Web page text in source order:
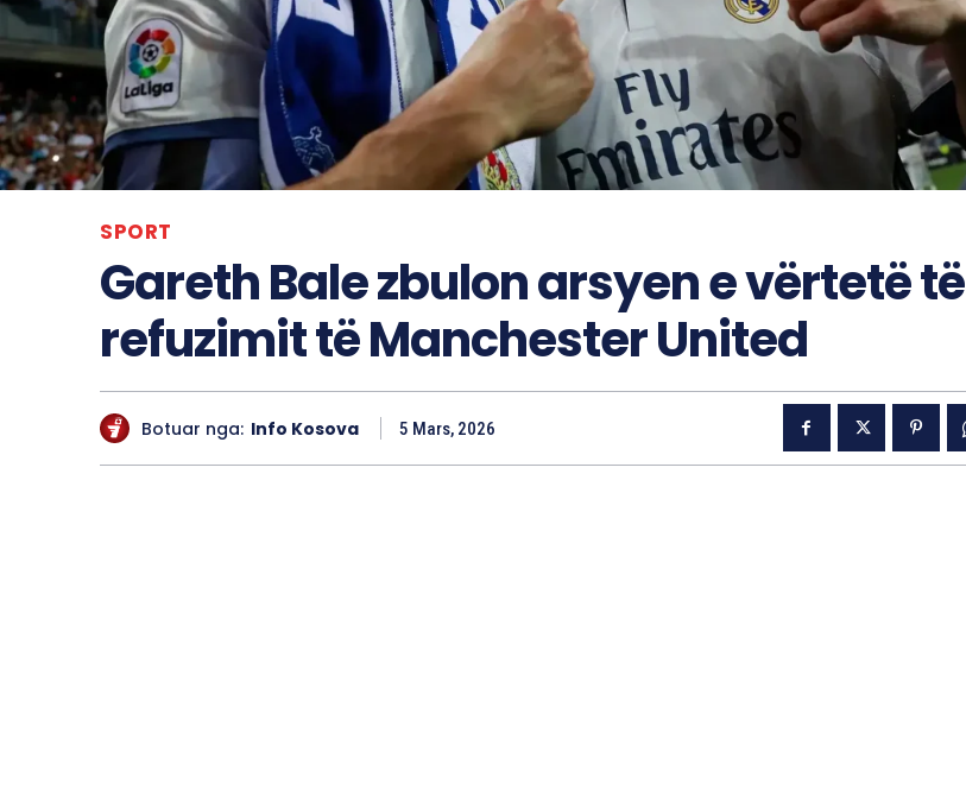
SPORT
Gareth Bale zbulon arsyen e vërtetë të
refuzimit të Manchester United
Botuar nga: Info Kosova 5 Mars, 2026